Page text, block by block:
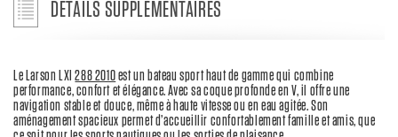
DÉTAILS SUPPLÉMENTAIRES
Le Larson LXI288 2010est un bateau sport haut de gamme qui combine
performance, confort et élégance. Avec sa coque profonde en V, il offre une
navigation stable et douce, même à haute vitesse ou en eau agitée. Son
aménagement spacieux permet d’accueillir confortablement famille et amis, que